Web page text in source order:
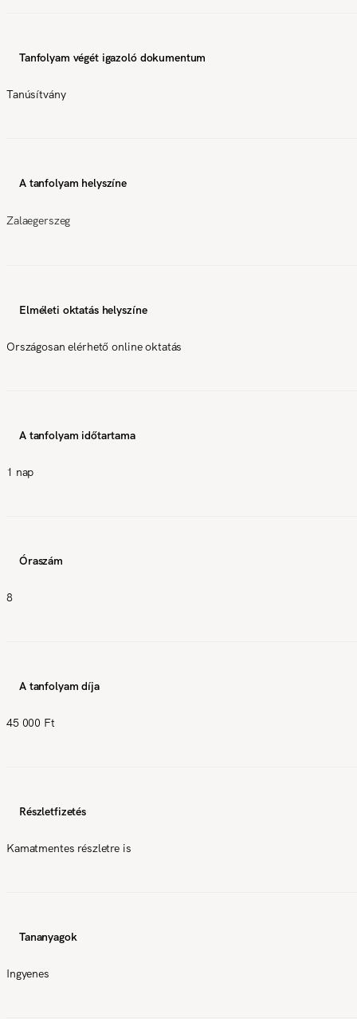
Tanfolyam végét igazoló dokumentum
Tanúsítvány
A tanfolyam helyszíne
Zalaegerszeg
Elméleti oktatás helyszíne
Országosan elérhető online oktatás
A tanfolyam időtartama
1 nap
Óraszám
8
A tanfolyam díja
45 000 Ft
Részletfizetés
Kamatmentes részletre is
Tananyagok
Ingyenes